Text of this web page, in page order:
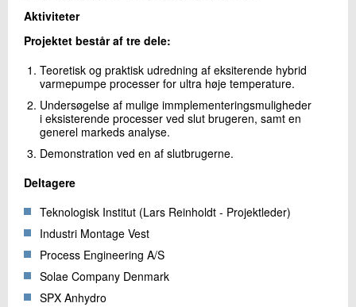
Aktiviteter
Projektet består af tre dele:
Teoretisk og praktisk udredning af eksiterende hybrid
varmepumpe processer for ultra høje temperature.
Undersøgelse af mulige immplementeringsmuligheder
i eksisterende processer ved slut brugeren, samt en
generel markeds analyse.
Demonstration ved en af slutbrugerne.
Deltagere
Teknologisk Institut (Lars Reinholdt - Projektleder)
Industri Montage Vest
Process Engineering A/S
Solae Company Denmark
SPX Anhydro